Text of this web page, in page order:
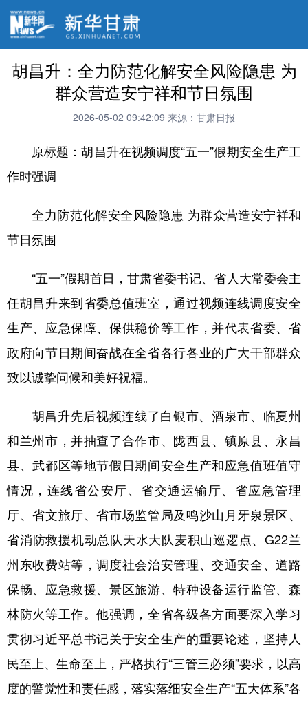
胡昌升：全力防范化解安全风险隐患 为
群众营造安宁祥和节日氛围
2026-05-02 09:42:09 来源：甘肃日报
原标题：胡昌升在视频调度“五一”假期安全生产工
作时强调
全力防范化解安全风险隐患 为群众营造安宁祥和
节日氛围
“五一”假期首日，甘肃省委书记、省人大常委会主
任胡昌升来到省委总值班室，通过视频连线调度安全
生产、应急保障、保供稳价等工作，并代表省委、省
政府向节日期间奋战在全省各行各业的广大干部群众
致以诚挚问候和美好祝福。
胡昌升先后视频连线了白银市、酒泉市、临夏州
和兰州市，并抽查了合作市、陇西县、镇原县、永昌
县、武都区等地节假日期间安全生产和应急值班值守
情况，连线省公安厅、省交通运输厅、省应急管理
厅、省文旅厅、省市场监管局及鸣沙山月牙泉景区、
省消防救援机动总队天水大队麦积山巡逻点、G22兰
州东收费站等，调度社会治安管理、交通安全、道路
保畅、应急救援、景区旅游、特种设备运行监管、森
林防火等工作。他强调，全省各级各方面要深入学习
贯彻习近平总书记关于安全生产的重要论述，坚持人
民至上、生命至上，严格执行“三管三必须”要求，以高
度的警觉性和责任感，落实落细安全生产“五大体系”各